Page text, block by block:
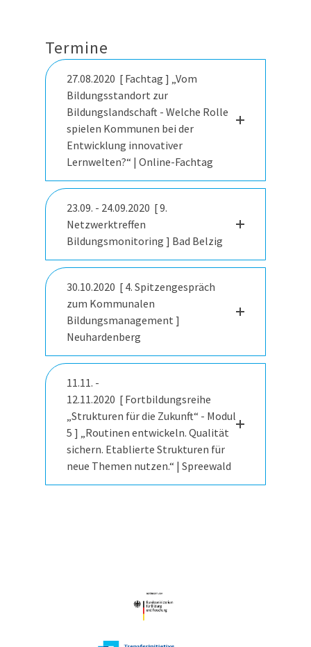
Termine
27.08.2020 [ Fachtag ] „Vom
Bildungsstandort zur
Bildungslandschaft - Welche Rolle
spielen Kommunen bei der
Entwicklung innovativer
Lernwelten?“ | Online-Fachtag
23.09. - 24.09.2020 [ 9.
Netzwerktreffen
Bildungsmonitoring ] Bad Belzig
30.10.2020 [ 4. Spitzengespräch
zum Kommunalen
Bildungsmanagement ]
Neuhardenberg
11.11. -
12.11.2020 [ Fortbildungsreihe
„Strukturen für die Zukunft“ - Modul
5 ] „Routinen entwickeln. Qualität
sichern. Etablierte Strukturen für
neue Themen nutzen.“ | Spreewald